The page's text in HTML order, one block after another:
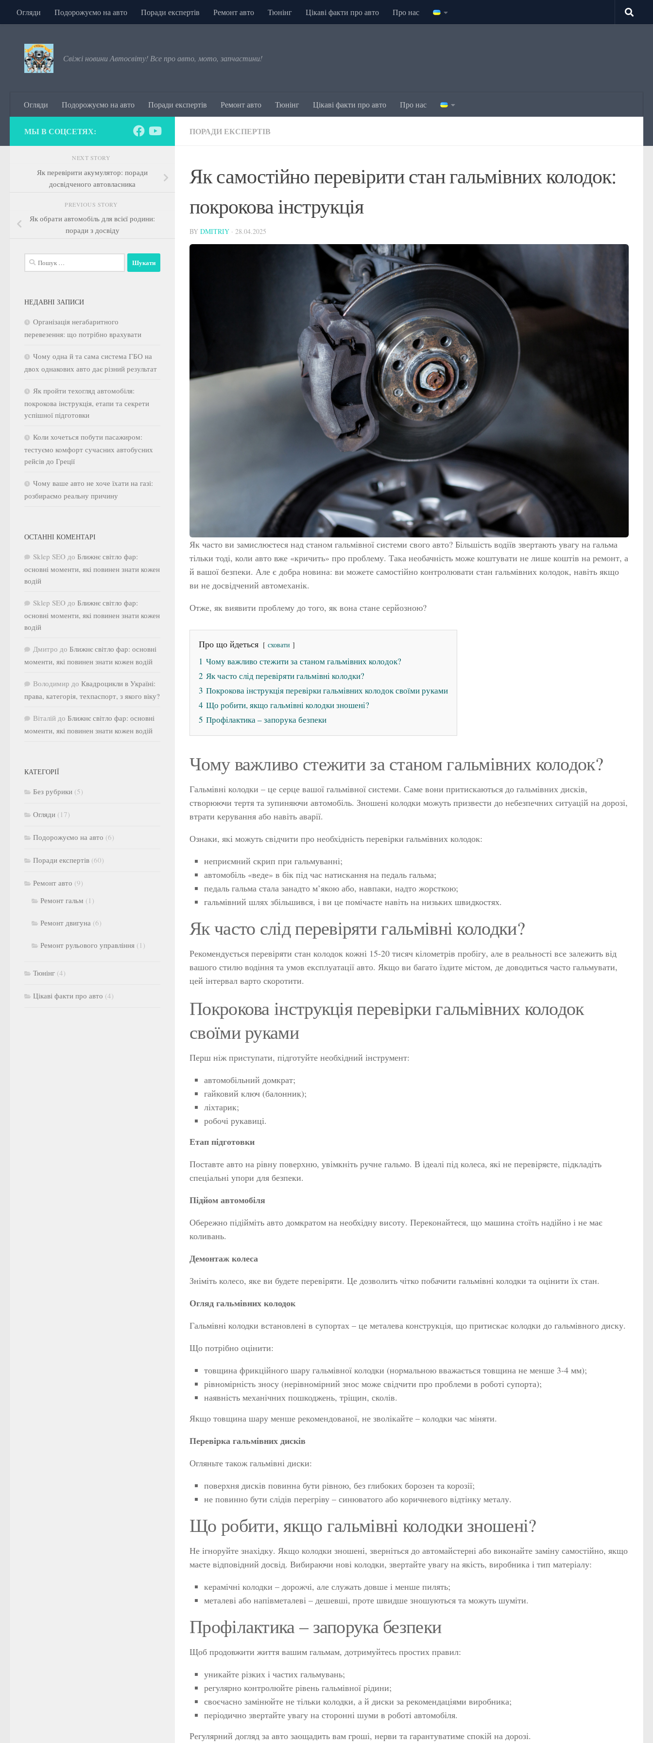
Skip to content
Огляди Подорожуємо на авто Поради експертів Ремонт авто Тюнінг Цікаві факти про авто Про нас
Свіжі новини Автосвіту! Все про авто, мото, запчастини!
Огляди Подорожуємо на авто Поради експертів Ремонт авто Тюнінг Цікаві факти про авто Про нас
ПОРАДИ ЕКСПЕРТІВ
Як самостійно перевірити стан гальмівних колодок:
покрокова інструкція
BY DMITRIY · 28.04.2025
Як часто ви замислюєтеся над станом гальмівної системи свого авто? Більшість водіїв звертають увагу на гальма
тільки тоді, коли авто вже «кричить» про проблему. Така необачність може коштувати не лише коштів на ремонт, а
й вашої безпеки. Але є добра новина: ви можете самостійно контролювати стан гальмівних колодок, навіть якщо
ви не досвідчений автомеханік.
Отже, як виявити проблему до того, як вона стане серйозною?
Про що йдеться сховати
1 Чому важливо стежити за станом гальмівних колодок?
2 Як часто слід перевіряти гальмівні колодки?
3 Покрокова інструкція перевірки гальмівних колодок своїми руками
4 Що робити, якщо гальмівні колодки зношені?
5 Профілактика – запорука безпеки
Чому важливо стежити за станом гальмівних колодок?
Гальмівні колодки – це серце вашої гальмівної системи. Саме вони притискаються до гальмівних дисків,
створюючи тертя та зупиняючи автомобіль. Зношені колодки можуть призвести до небезпечних ситуацій на дорозі,
втрати керування або навіть аварії.
Ознаки, які можуть свідчити про необхідність перевірки гальмівних колодок:
неприємний скрип при гальмуванні;
автомобіль «веде» в бік під час натискання на педаль гальма;
педаль гальма стала занадто м’якою або, навпаки, надто жорсткою;
гальмівний шлях збільшився, і ви це помічаєте навіть на низьких швидкостях.
Як часто слід перевіряти гальмівні колодки?
Рекомендується перевіряти стан колодок кожні 15-20 тисяч кілометрів пробігу, але в реальності все залежить від
вашого стилю водіння та умов експлуатації авто. Якщо ви багато їздите містом, де доводиться часто гальмувати,
цей інтервал варто скоротити.
Покрокова інструкція перевірки гальмівних колодок
своїми руками
Перш ніж приступати, підготуйте необхідний інструмент:
автомобільний домкрат;
гайковий ключ (балонник);
ліхтарик;
робочі рукавиці.
Етап підготовки
Поставте авто на рівну поверхню, увімкніть ручне гальмо. В ідеалі під колеса, які не перевіряєте, підкладіть
спеціальні упори для безпеки.
Підйом автомобіля
Обережно підійміть авто домкратом на необхідну висоту. Переконайтеся, що машина стоїть надійно і не має
коливань.
Демонтаж колеса
Зніміть колесо, яке ви будете перевіряти. Це дозволить чітко побачити гальмівні колодки та оцінити їх стан.
Огляд гальмівних колодок
Гальмівні колодки встановлені в супортах – це металева конструкція, що притискає колодки до гальмівного диску.
Що потрібно оцінити:
товщина фрикційного шару гальмівної колодки (нормальною вважається товщина не менше 3-4 мм);
рівномірність зносу (нерівномірний знос може свідчити про проблеми в роботі супорта);
наявність механічних пошкоджень, тріщин, сколів.
Якщо товщина шару менше рекомендованої, не зволікайте – колодки час міняти.
Перевірка гальмівних дисків
Огляньте також гальмівні диски:
поверхня дисків повинна бути рівною, без глибоких борозен та корозії;
не повинно бути слідів перегріву – синюватого або коричневого відтінку металу.
Що робити, якщо гальмівні колодки зношені?
Не ігноруйте знахідку. Якщо колодки зношені, зверніться до автомайстерні або виконайте заміну самостійно, якщо
маєте відповідний досвід. Вибираючи нові колодки, звертайте увагу на якість, виробника і тип матеріалу:
керамічні колодки – дорожчі, але служать довше і менше пилять;
металеві або напівметалеві – дешевші, проте швидше зношуються та можуть шуміти.
Профілактика – запорука безпеки
Щоб продовжити життя вашим гальмам, дотримуйтесь простих правил:
уникайте різких і частих гальмувань;
регулярно контролюйте рівень гальмівної рідини;
своєчасно замінюйте не тільки колодки, а й диски за рекомендаціями виробника;
періодично звертайте увагу на сторонні шуми в роботі автомобіля.
Регулярний догляд за авто заощадить вам гроші, нерви та гарантуватиме спокій на дорозі.
МЫ В СОЦСЕТЯХ:
NEXT STORY
Як перевірити акумулятор: поради
досвідченого автовласника
PREVIOUS STORY
Як обрати автомобіль для всієї родини:
поради з досвіду
Пошук:
НЕДАВНІ ЗАПИСИ
Організація негабаритного
перевезення: що потрібно врахувати
Чому одна й та сама система ГБО на
двох однакових авто дає різний результат
Як пройти техогляд автомобіля:
покрокова інструкція, етапи та секрети
успішної підготовки
Коли хочеться побути пасажиром:
тестуємо комфорт сучасних автобусних
рейсів до Греції
Чому ваше авто не хоче їхати на газі:
розбираємо реальну причину
ОСТАННІ КОМЕНТАРІ
Sklep SEO до Ближнє світло фар:
основні моменти, які повинен знати кожен
водій
Sklep SEO до Ближнє світло фар:
основні моменти, які повинен знати кожен
водій
Дмитро до Ближнє світло фар: основні
моменти, які повинен знати кожен водій
Володимир до Квадроцикли в Україні:
права, категорія, техпаспорт, з якого віку?
Віталій до Ближнє світло фар: основні
моменти, які повинен знати кожен водій
КАТЕГОРІЇ
Без рубрики (5)
Огляди (17)
Подорожуємо на авто (6)
Поради експертів (60)
Ремонт авто (9)
Ремонт гальм (1)
Ремонт двигуна (6)
Ремонт рульового управління (1)
Тюнінг (4)
Цікаві факти про авто (4)